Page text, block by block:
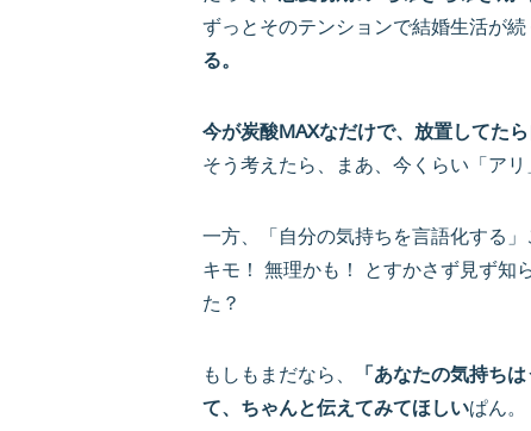
ずっとそのテンションで結婚生活が続
る。
今が炭酸MAXなだけで、放置してた
そう考えたら、まあ、今くらい「アリ
一方、「自分の気持ちを言語化する
キモ！ 無理かも！ とすかさず見ず知
た？
もしもまだなら、
「あなたの気持ち
て、ちゃんと伝えてみてほしいぱん。